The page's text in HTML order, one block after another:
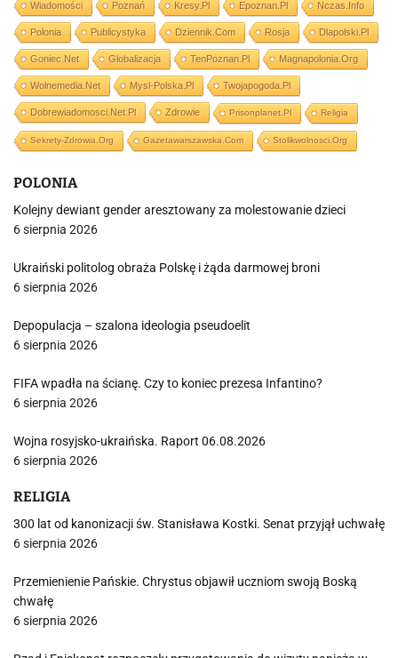
Wiadomości Poznań Kresy.pl Epoznan.pl Nczas.info
Polonia Publicystyka Dziennik.com Rosja Dlapolski.pl
Goniec.net Globalizacja TenPoznan.pl Magnapolonia.org
Wolnemedia.net Mysl-Polska.pl Twojapogoda.pl
Dobrewiadomosci.net.pl Zdrowie Prisonplanet.pl Religia
Sekrety-Zdrowia.org Gazetawarszawska.com Stolikwolnosci.org
POLONIA
Kolejny dewiant gender aresztowany za molestowanie dzieci
6 sierpnia 2026
Ukraiński politolog obraża Polskę i żąda darmowej broni
6 sierpnia 2026
Depopulacja – szalona ideologia pseudoelit
6 sierpnia 2026
FIFA wpadła na ścianę. Czy to koniec prezesa Infantino?
6 sierpnia 2026
Wojna rosyjsko-ukraińska. Raport 06.08.2026
6 sierpnia 2026
RELIGIA
300 lat od kanonizacji św. Stanisława Kostki. Senat przyjął uchwałę
6 sierpnia 2026
Przemienienie Pańskie. Chrystus objawił uczniom swoją Boską
chwałę
6 sierpnia 2026